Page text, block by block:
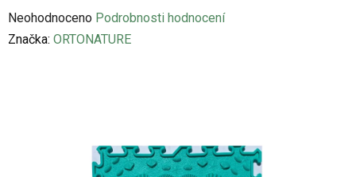
Průměrné
hodnocení
Neohodnoceno Podrobnosti hodnocení
Značka: ORTONATURE